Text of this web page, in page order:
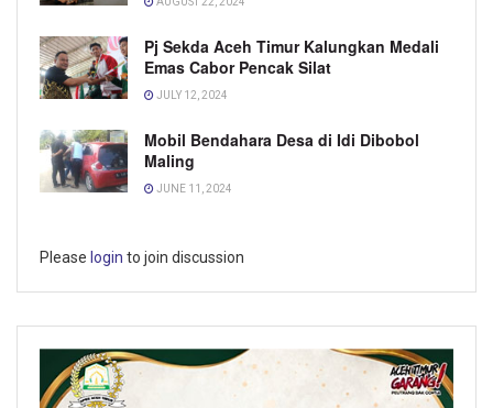
Pj Sekda Aceh Timur Kalungkan Medali
Emas Cabor Pencak Silat
JULY 12, 2024
Mobil Bendahara Desa di Idi Dibobol
Maling
JUNE 11, 2024
Please login to join discussion